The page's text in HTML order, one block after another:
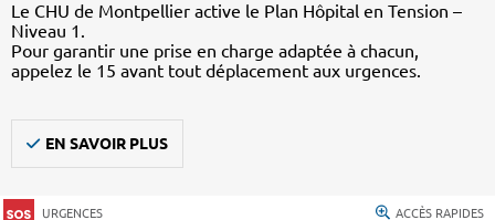
Le CHU de Montpellier active le Plan Hôpital en Tension –
Niveau 1.
Pour garantir une prise en charge adaptée à chacun,
appelez le 15 avant tout déplacement aux urgences.
EN SAVOIR PLUS
URGENCES ACCÈS RAPIDES